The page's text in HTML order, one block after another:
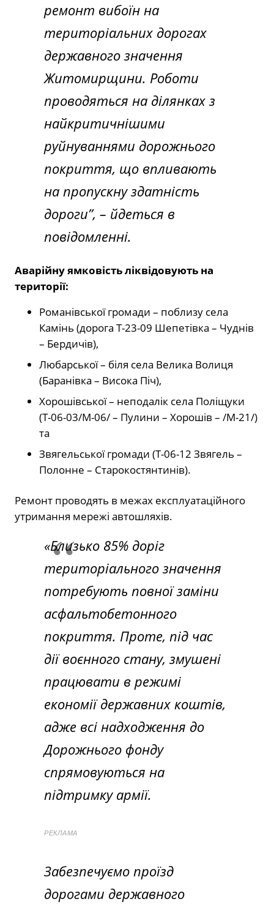
ремонт вибоїн на
територіальних дорогах
державного значення
Житомирщини. Роботи
проводяться на ділянках з
найкритичнішими
руйнуваннями дорожнього
покриття, що впливають
на пропускну здатність
дороги”, – йдеться в
повідомленні.
Аварійну ямковість ліквідовують на
території:
Романівської громади – поблизу села
Камінь (дорога Т-23-09 Шепетівка – Чуднів
– Бердичів),
Любарської – біля села Велика Волиця
(Баранівка – Висока Піч),
Хорошівської – неподалік села Поліщуки
(Т-06-03/М-06/ – Пулини – Хорошів – /М-21/)
та
Звягельської громади (Т-06-12 Звягель –
Полонне – Старокостянтинів).
Ремонт проводять в межах експлуатаційного
утримання мережі автошляхів.
«Близько 85% доріг
територіального значення
потребують повної заміни
асфальтобетонного
покриття. Проте, під час
дії воєнного стану, змушені
працювати в режимі
економії державних коштів,
адже всі надходження до
Дорожнього фонду
спрямовуються на
підтримку армії.
РЕКЛАМА
Забезпечуємо проїзд
дорогами державного